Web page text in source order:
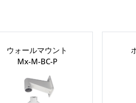
ウォールマウント
Mx-M-BC-P